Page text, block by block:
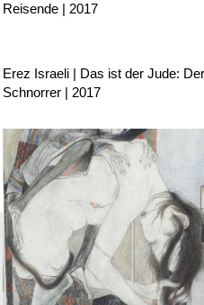
Reisende | 2017
Erez Israeli | Das ist der Jude: Der
Schnorrer | 2017